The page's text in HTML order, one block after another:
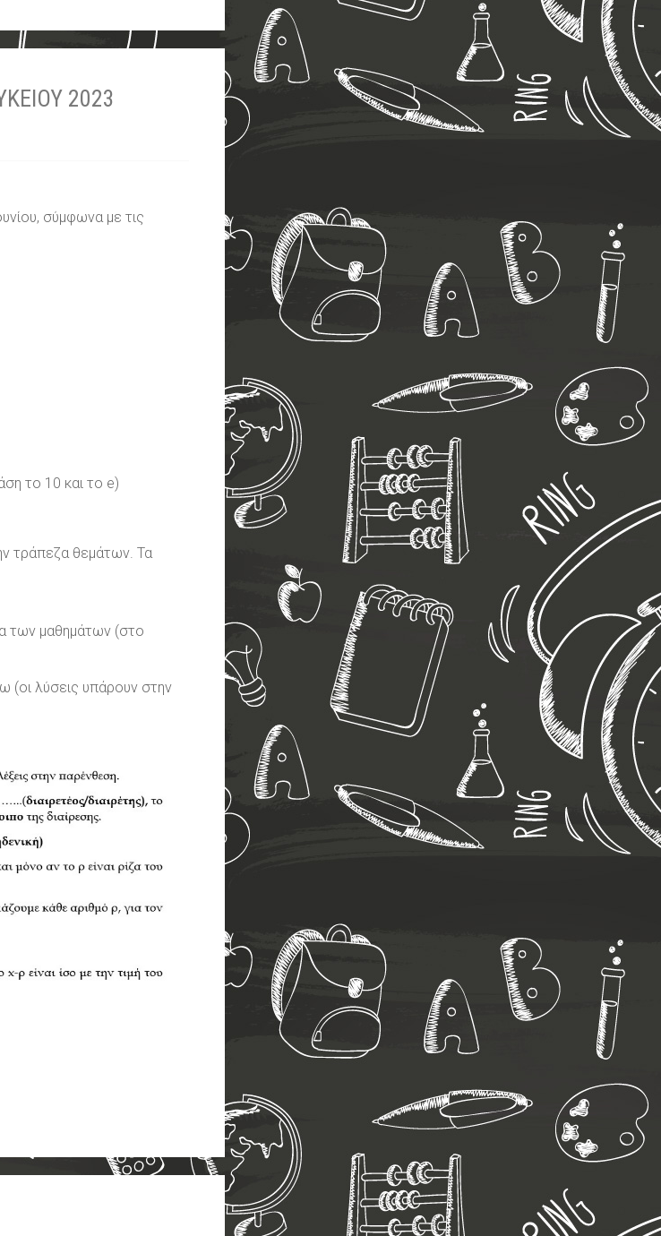
2023
σύμφωνα με τις
το 10 και το e)
τράπεζα θεμάτων. Τα
των μαθημάτων (στο
(οι λύσεις υπάρουν στην